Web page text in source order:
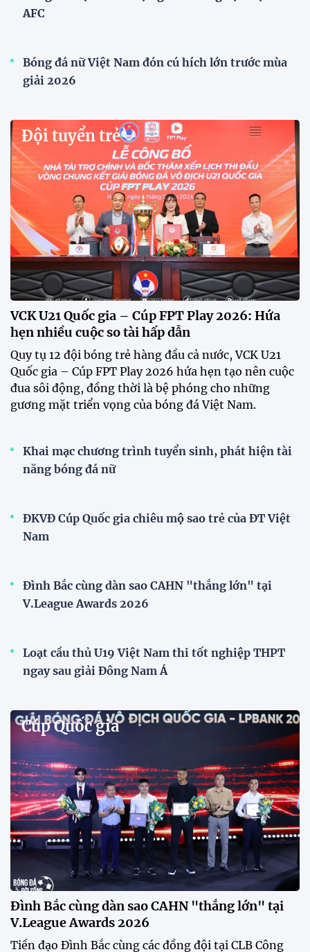
AFC
Bóng đá nữ Việt Nam đón cú hích lớn trước mùa
giải 2026
Đội tuyển trẻ
VCK U21 Quốc gia – Cúp FPT Play 2026: Hứa
hẹn nhiều cuộc so tài hấp dẫn
Quy tụ 12 đội bóng trẻ hàng đầu cả nước, VCK U21
Quốc gia – Cúp FPT Play 2026 hứa hẹn tạo nên cuộc
đua sôi động, đồng thời là bệ phóng cho những
gương mặt triển vọng của bóng đá Việt Nam.
Khai mạc chương trình tuyển sinh, phát hiện tài
năng bóng đá nữ
ĐKVĐ Cúp Quốc gia chiêu mộ sao trẻ của ĐT Việt
Nam
Đình Bắc cùng dàn sao CAHN "thắng lớn" tại
V.League Awards 2026
Loạt cầu thủ U19 Việt Nam thi tốt nghiệp THPT
ngay sau giải Đông Nam Á
Cúp Quốc gia
Đình Bắc cùng dàn sao CAHN "thắng lớn" tại
V.League Awards 2026
Tiền đạo Đình Bắc cùng các đồng đội tại CLB Công